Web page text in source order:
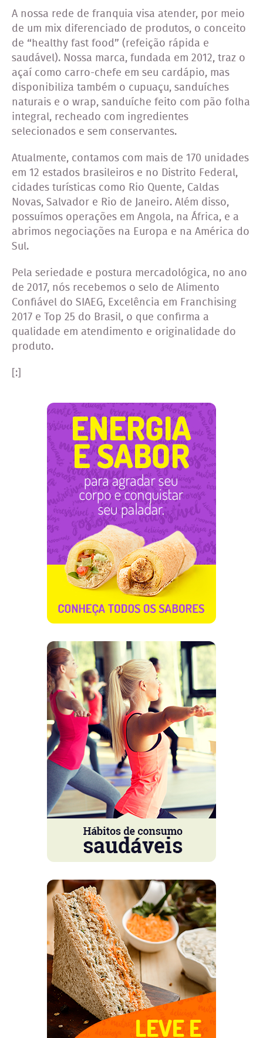
A nossa rede de franquia visa atender, por meio
de um mix diferenciado de produtos, o conceito
de “healthy fast food” (refeição rápida e
saudável). Nossa marca, fundada em 2012, traz o
açaí como carro-chefe em seu cardápio, mas
disponibiliza também o cupuaçu, sanduíches
naturais e o wrap, sanduíche feito com pão folha
integral, recheado com ingredientes
selecionados e sem conservantes.
Atualmente, contamos com mais de 170 unidades
em 12 estados brasileiros e no Distrito Federal,
cidades turísticas como Rio Quente, Caldas
Novas, Salvador e Rio de Janeiro. Além disso,
possuímos operações em Angola, na África, e a
abrimos negociações na Europa e na América do
Sul.
Pela seriedade e postura mercadológica, no ano
de 2017, nós recebemos o selo de Alimento
Confiável do SIAEG, Excelência em Franchising
2017 e Top 25 do Brasil, o que confirma a
qualidade em atendimento e originalidade do
produto.
[:]